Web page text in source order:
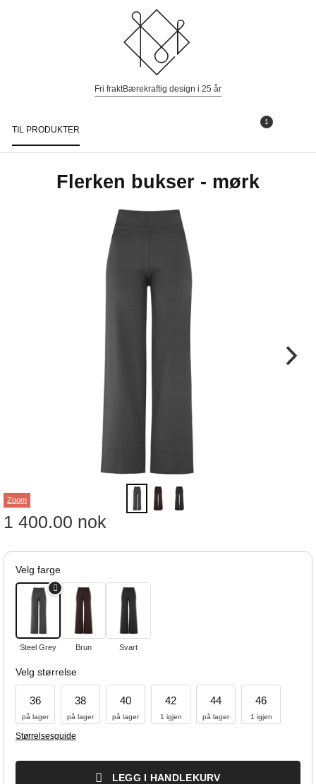
Fri fraktBærekraftig design i 25 år
1
TIL PRODUKTER
Flerken bukser - mørk
Zoom
1 400.00 nok
Velg farge
Steel Grey Brun Svart
Velg størrelse
36
på lager
38
på lager
40
på lager
42
1 igjen
44
på lager
46
1 igjen
Størrelsesguide
LEGG I HANDLEKURV